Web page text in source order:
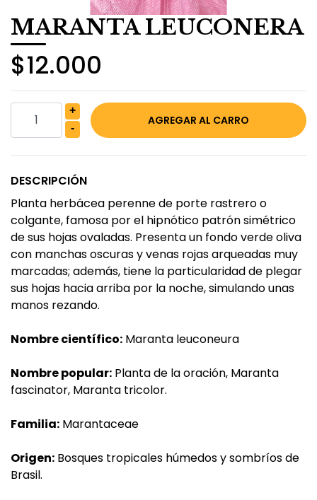
MARANTA LEUCONERA
$12.000
+
-
DESCRIPCIÓN
Planta herbácea perenne de porte rastrero o
colgante, famosa por el hipnótico patrón simétrico
de sus hojas ovaladas. Presenta un fondo verde oliva
con manchas oscuras y venas rojas arqueadas muy
marcadas; además, tiene la particularidad de plegar
sus hojas hacia arriba por la noche, simulando unas
manos rezando.
Nombre científico: Maranta leuconeura
Nombre popular: Planta de la oración, Maranta
fascinator, Maranta tricolor.
Familia: Marantaceae
Origen: Bosques tropicales húmedos y sombríos de
Brasil.